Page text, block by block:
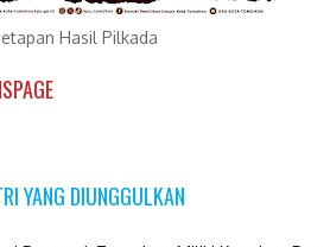
Hasil Pilkada
YANG DIUNGGULKAN